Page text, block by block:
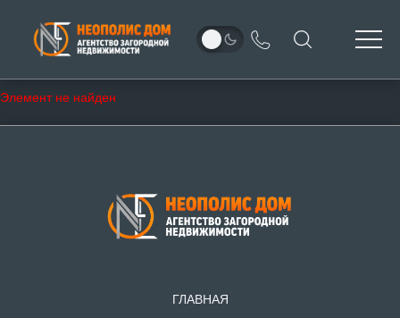
Элемент не найден
ГЛАВНАЯ